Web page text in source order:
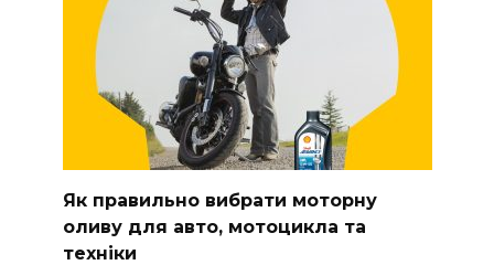
Як правильно вибрати моторну
оливу для авто, мотоцикла та
техніки